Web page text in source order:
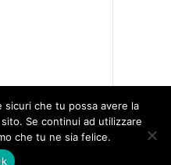
sicuri che tu possa avere la
Se continui ad utilizzare
che tu ne sia felice.